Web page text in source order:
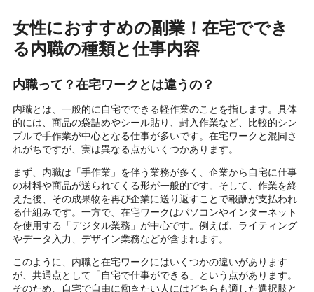
女性におすすめの副業！在宅ででき
る内職の種類と仕事内容
内職って？在宅ワークとは違うの？
内職とは、一般的に自宅でできる軽作業のことを指します。具体
的には、商品の袋詰めやシール貼り、封入作業など、比較的シン
プルで手作業が中心となる仕事が多いです。在宅ワークと混同さ
れがちですが、実は異なる点がいくつかあります。
まず、内職は「手作業」を伴う業務が多く、企業から自宅に仕事
の材料や商品が送られてくる形が一般的です。そして、作業を終
えた後、その成果物を再び企業に送り返すことで報酬が支払われ
る仕組みです。一方で、在宅ワークはパソコンやインターネット
を使用する「デジタル業務」が中心です。例えば、ライティング
やデータ入力、デザイン業務などが含まれます。
このように、内職と在宅ワークにはいくつかの違いがあります
が、共通点として「自宅で仕事ができる」という点があります。
そのため、自宅で自由に働きたい人にはどちらも適した選択肢と